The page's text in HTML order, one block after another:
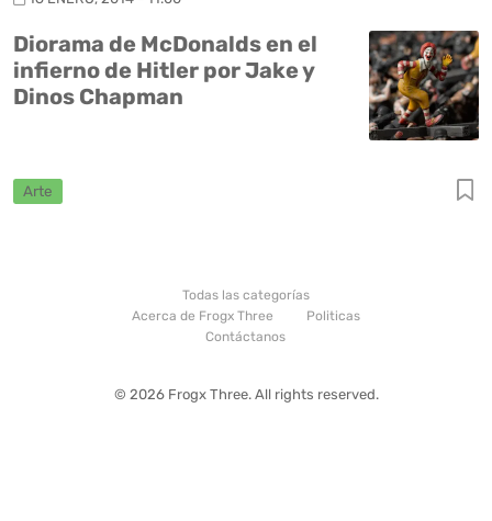
Diorama de McDonalds en el
infierno de Hitler por Jake y
Dinos Chapman
Arte
Todas las categorías
Acerca de Frogx Three
Politicas
Contáctanos
© 2026 Frogx Three. All rights reserved.